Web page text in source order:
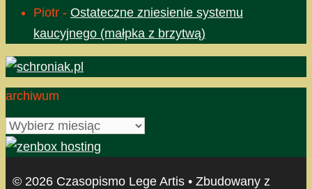
Piotr - Ostateczne zniesienie systemu
kaucyjnego (małpka z brzytwą)
archiwum
archiwum
© 2026 Czasopismo Lege Artis • Zbudowany z